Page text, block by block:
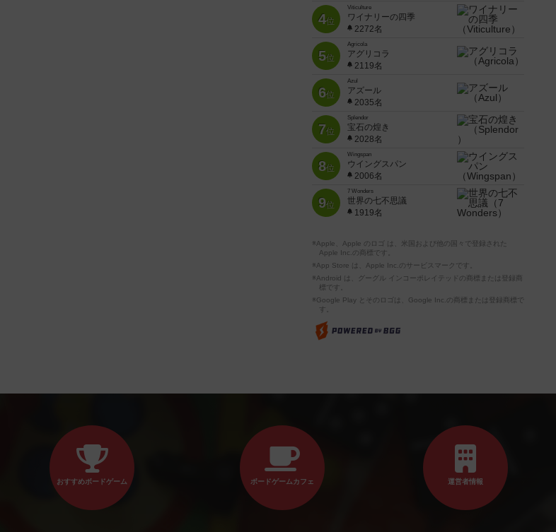
4位
Viticulture
ワイナリーの四季
2272名
5位
Agricola
アグリコラ
2119名
6位
Azul
アズール
2035名
7位
Splendor
宝石の煌き
2028名
8位
Wingspan
ウイングスパン
2006名
9位
7 Wonders
世界の七不思議
1919名
※Apple、Apple のロゴ は、米国および他の国々で登録された
Apple Inc.の商標です。
※App Store は、Apple Inc.のサービスマークです。
※Android は、グーグル インコーポレイテッドの商標または登録商
標です。
※Google Play とそのロゴは、Google Inc.の商標または登録商標で
す。
おすすめボードゲーム ボードゲームカフェ 運営者情報